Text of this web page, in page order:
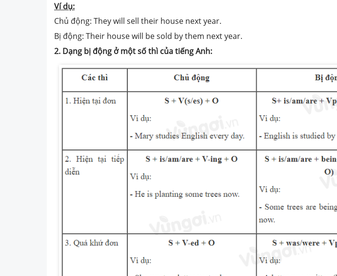
Ví dụ:
Chủ động: They will sell their house next year.
Bị động: Their house will be sold by them next year.
2. Dạng bị động ở một số thì của tiếng Anh: